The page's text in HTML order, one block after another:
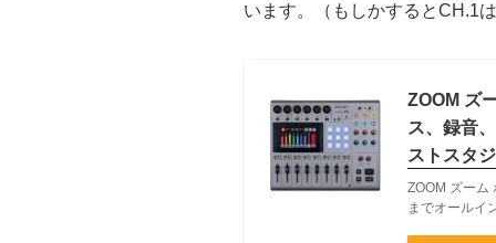
います。（もしかするとCH.1
ZOOM ズ
ス、録音
ストスタ
ZOOM ズーム
までオールイ